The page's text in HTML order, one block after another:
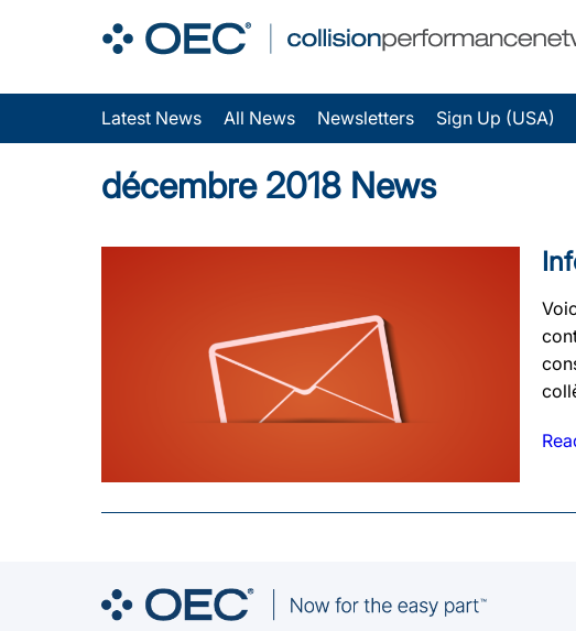
Latest News All News Newsletters Sign Up (USA)
décembre 2018 News